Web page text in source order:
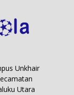
Unkhair
Utara